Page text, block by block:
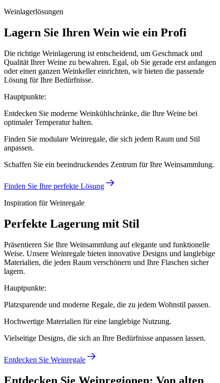
Weinlagerlösungen
Lagern Sie Ihren Wein wie ein Profi
Die richtige Weinlagerung ist entscheidend, um Geschmack und
Qualität Ihrer Weine zu bewahren. Egal, ob Sie gerade erst anfangen
oder einen ganzen Weinkeller einrichten, wir bieten die passende
Lösung für Ihre Bedürfnisse.
Hauptpunkte:
Entdecken Sie moderne Weinkühlschränke, die Ihre Weine bei
optimaler Temperatur halten.
Finden Sie modulare Weinregale, die sich jedem Raum und Stil
anpassen.
Schaffen Sie ein beeindruckendes Zentrum für Ihre Weinsammlung.
Finden Sie Ihre perfekte Lösung
Inspiration für Weinregale
Perfekte Lagerung mit Stil
Präsentieren Sie Ihre Weinsammlung auf elegante und funktionelle
Weise. Unsere Weinregale bieten innovative Designs und langlebige
Materialien, die jeden Raum verschönern und Ihre Flaschen sicher
lagern.
Hauptpunkte:
Platzsparende und moderne Regale, die zu jedem Wohnstil passen.
Hochwertige Materialien für eine langlebige Nutzung.
Vielseitige Designs, die sich an Ihre Bedürfnisse anpassen lassen.
Entdecken Sie Weinregale